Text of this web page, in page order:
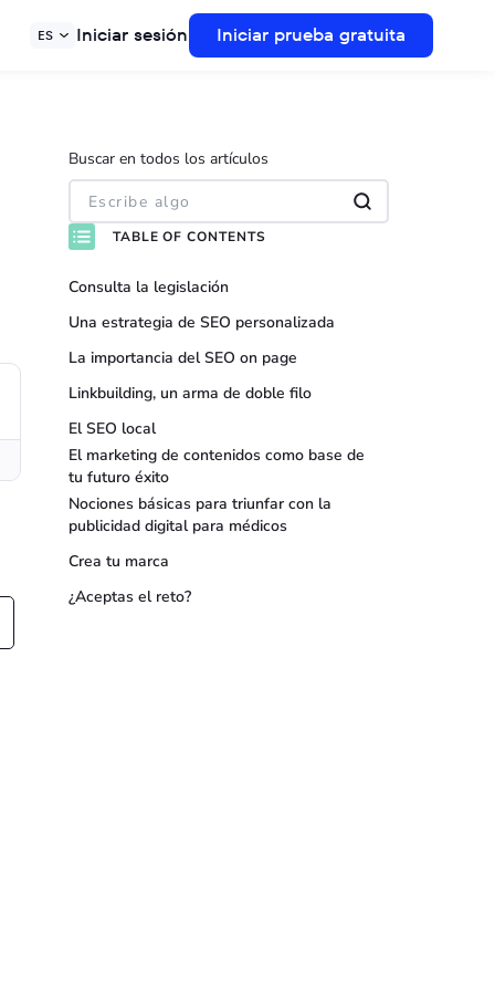
ES Iniciar sesión Iniciar prueba gratuita
Buscar en todos los artículos
TABLE OF CONTENTS
Consulta la legislación
Una estrategia de SEO personalizada
La importancia del SEO on page
Linkbuilding, un arma de doble filo
El SEO local
El marketing de contenidos como base de
tu futuro éxito
Nociones básicas para triunfar con la
publicidad digital para médicos
Crea tu marca
¿Aceptas el reto?